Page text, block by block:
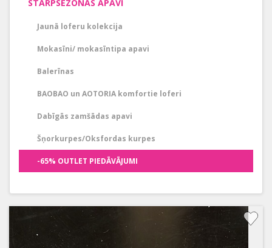
STARPSEZONAS APAVI
Jaunā loferu kolekcija
Mokasīni/ mokasīntipa apavi
Balerīnas
BAOBAO un AOTORIA komfortie loferi
Dabīgās zamšādas apavi
Šņorkurpes/Oksfordas kurpes
-65% OUTLET PIEDĀVĀJUMI